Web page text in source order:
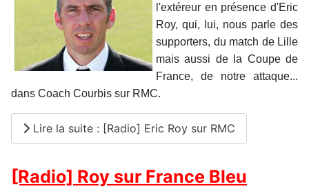
l'extéreur en présence d'Eric
Roy, qui, lui, nous parle des
supporters, du match de Lille
mais aussi de la Coupe de
France, de notre attaque...
dans Coach Courbis sur RMC.
Lire la suite : [Radio] Eric Roy sur RMC
[Radio] Roy sur France Bleu